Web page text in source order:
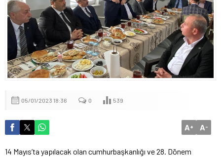
05/01/2023 18:36 0 539
A+ A-
14 Mayıs’ta yapılacak olan cumhurbaşkanlığı ve 28. Dönem